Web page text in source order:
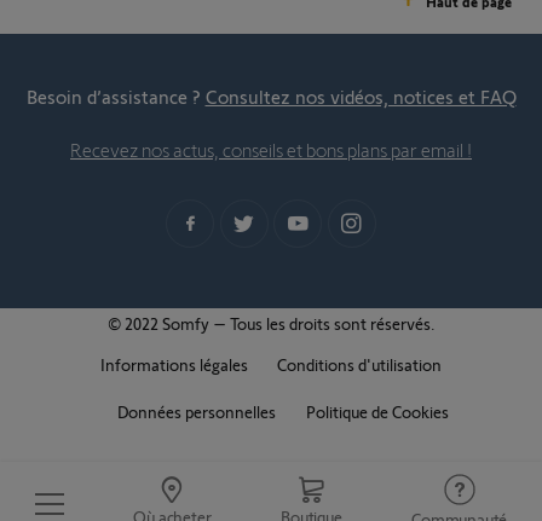
Où acheter Boutique
Besoin d’assistance ? Consultez nos vidéos, notices et FAQ
Recevez nos actus, conseils et bons plans par email !
© 2022 Somfy – Tous les droits sont réservés.
Informations légales
Conditions d'utilisation
Données personnelles Politique de Cookies